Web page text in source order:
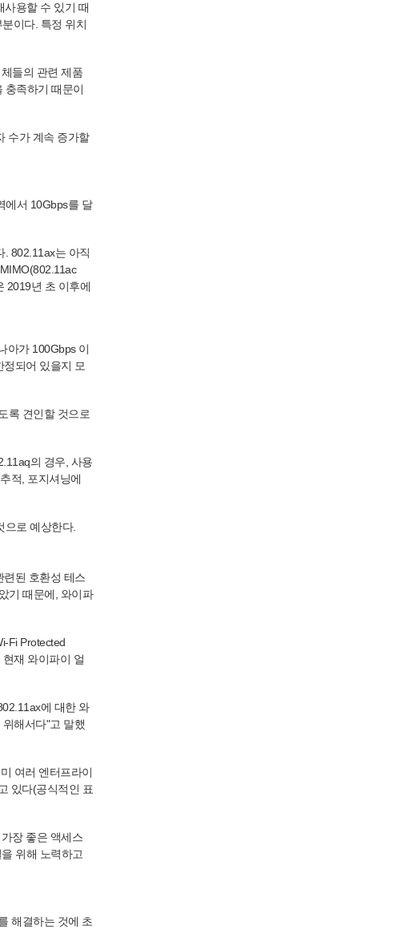
사용할 수 있기 때
이다. 특정 위치
들의 관련 제품
충족하기 때문이
수가 계속 증가할
에서 10Gbps를 달
802.11ax는 아직
2019년 초 이후에
아가 100Gbps 이
되어 있을지 모
록 견인할 것으로
의 경우, 사용
적, 포지셔닝에
으로 예상한다.
련된 호환성 테스
기 때문에, 와이파
Fi Protected
재 와이파이 얼
에 대한 와
해서다"고 말했
여러 엔터프라이
있다(공식적인 표
장 좋은 액세스
위해 노력하고
해결하는 것에 초